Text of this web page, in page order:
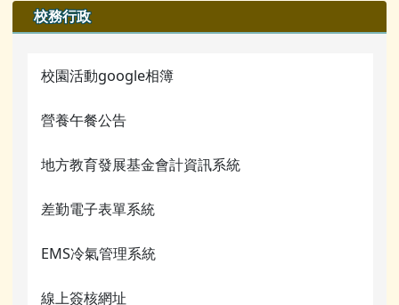
行事曆
校園影音
檔案下載
行事曆
網管常用連結
關於我們
校務行政
蚵寮評鑑網站
行事曆
業務職掌
活動相簿
榮譽榜
校園影音
常用連結
檔案下載
行事曆
校務行政
校園活動google相簿
營養午餐公告
地方教育發展基金會計資訊系統
差勤電子表單系統
EMS冷氣管理系統
線上簽核網址